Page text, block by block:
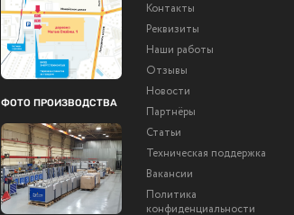
ФОТО ПРОИЗВОДСТВА
Контакты
Реквизиты
Наши работы
Отзывы
Новости
Партнёры
Статьи
Техническая поддержка
Вакансии
Политика
конфиденциальности